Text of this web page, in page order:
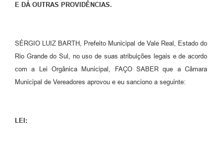
E DÁ OUTRAS PROVIDÊNCIAS.
SÉRGIO LUIZ BARTH, Prefeito Municipal de Vale Real, Estado do
Rio Grande do Sul, no uso de suas atribuições legais e de acordo
com a Lei Orgânica Municipal, FAÇO SABER que a Câmara
Municipal de Vereadores aprovou e eu sanciono a seguinte:
LEI: